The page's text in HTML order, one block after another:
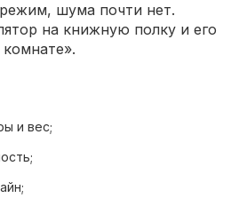
шума почти нет.
на книжную полку и его
и вес;